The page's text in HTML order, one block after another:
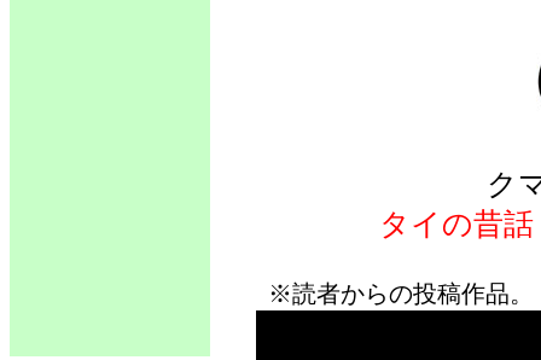
ク
タイの昔話
※読者からの投稿作品